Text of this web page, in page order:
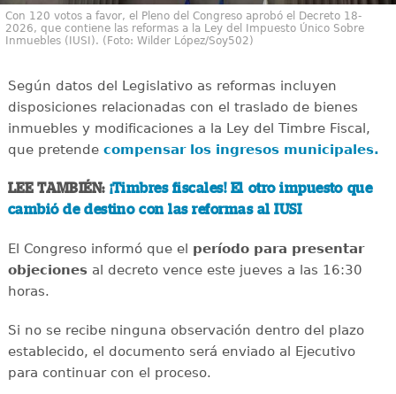
Con 120 votos a favor, el Pleno del Congreso aprobó el Decreto 18-
2026, que contiene las reformas a la Ley del Impuesto Único Sobre
Inmuebles (IUSI). (Foto: Wilder López/Soy502)
Según datos del Legislativo as reformas incluyen
disposiciones relacionadas con el traslado de bienes
inmuebles y modificaciones a la Ley del Timbre Fiscal,
que pretende compensar los ingresos municipales.
LEE TAMBIÉN: ¡Timbres fiscales! El otro impuesto que
cambió de destino con las reformas al IUSI
El Congreso informó que el período para presentar
objecionesal decreto vence este jueves a las 16:30
horas.
Si no se recibe ninguna observación dentro del plazo
establecido, el documento será enviado al Ejecutivo
para continuar con el proceso.